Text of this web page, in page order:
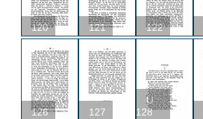
120 121 122
126 127
U
128